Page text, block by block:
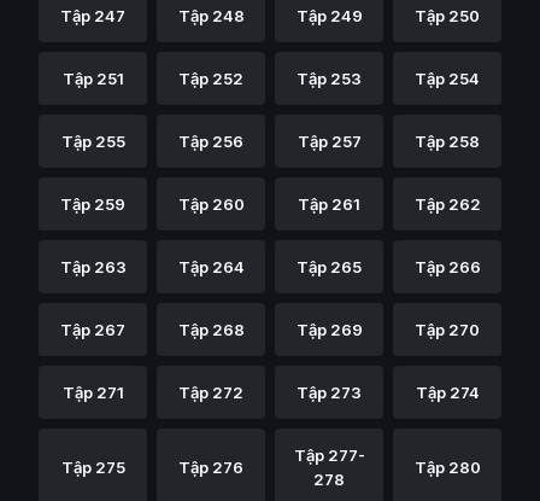
Tập 247 Tập 248 Tập 249 Tập 250
Tập 251 Tập 252 Tập 253 Tập 254
Tập 255 Tập 256 Tập 257 Tập 258
Tập 259 Tập 260 Tập 261 Tập 262
Tập 263 Tập 264 Tập 265 Tập 266
Tập 267 Tập 268 Tập 269 Tập 270
Tập 271 Tập 272 Tập 273 Tập 274
Tập 275 Tập 276
Tập 277-
278
Tập 280